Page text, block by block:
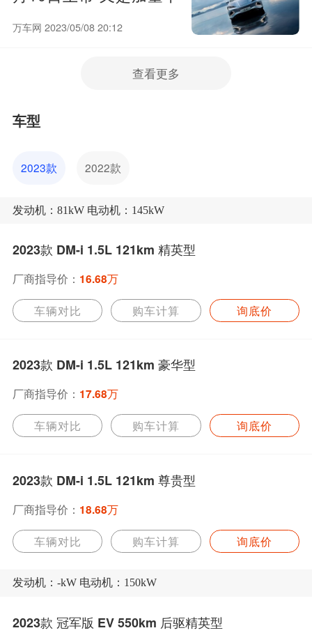
加价？
万车网 2023/05/08 20:12
查看更多
车型
2023款 2022款
发动机：81kW 电动机：145kW
2023款 DM-i 1.5L 121km 精英型
厂商指导价： 16.68万
车辆对比 购车计算 询底价
2023款 DM-i 1.5L 121km 豪华型
厂商指导价： 17.68万
车辆对比 购车计算 询底价
2023款 DM-i 1.5L 121km 尊贵型
厂商指导价： 18.68万
车辆对比 购车计算 询底价
发动机：-kW 电动机：150kW
2023款 冠军版 EV 550km 后驱精英型